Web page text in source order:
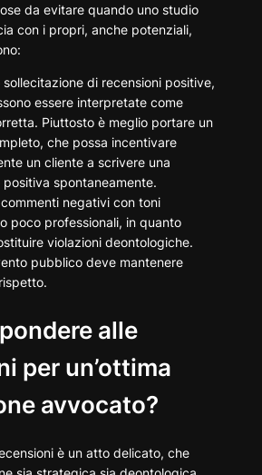
da evitare quando uno studio
con i propri, anche potenziali,
sollecitazione di recensioni positive,
essere interpretate come
Piuttosto è meglio portare un
che possa incentivare
un cliente a scrivere una
positiva spontaneamente.
negativi con toni
poco professionali, in quanto
violazioni deontologiche.
pubblico deve mantenere
alle
per un’ottima
avvocato?
è un atto delicato, che